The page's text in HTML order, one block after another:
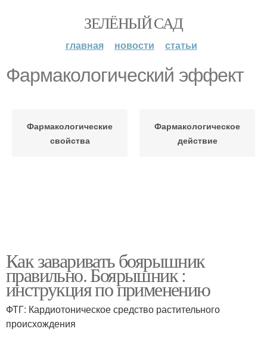
ЗЕЛЁНЫЙ САД
главная новости статьи
Фармакологический эффект
Фармакологические
свойства
Фармакологическое
действие
Как заваривать боярышник
правильно. Боярышник :
инструкция по применению
ФТГ: Кардиотоническое средство растительного
происхождения